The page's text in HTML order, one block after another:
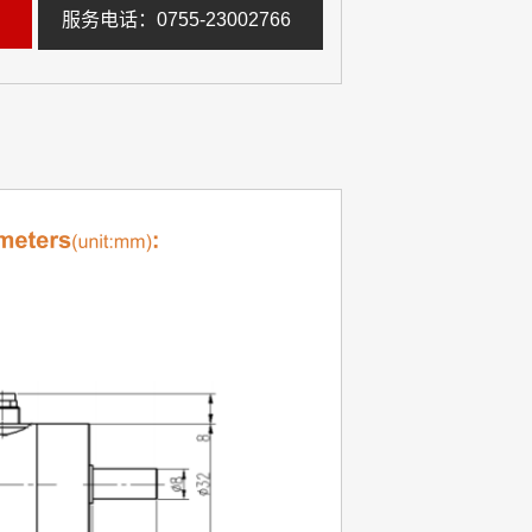
服务电话：0755-23002766